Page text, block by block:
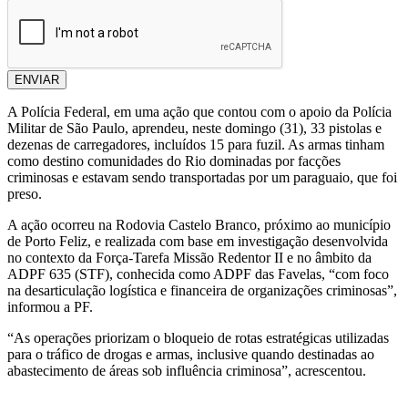
ENVIAR
A Polícia Federal, em uma ação que contou com o apoio da Polícia
Militar de São Paulo, aprendeu, neste domingo (31), 33 pistolas e
dezenas de carregadores, incluídos 15 para fuzil. As armas tinham
como destino comunidades do Rio dominadas por facções
criminosas e estavam sendo transportadas por um paraguaio, que foi
preso.
A ação ocorreu na Rodovia Castelo Branco, próximo ao município
de Porto Feliz, e realizada com base em investigação desenvolvida
no contexto da Força-Tarefa Missão Redentor II e no âmbito da
ADPF 635 (STF), conhecida como ADPF das Favelas, “com foco
na desarticulação logística e financeira de organizações criminosas”,
informou a PF.
“As operações priorizam o bloqueio de rotas estratégicas utilizadas
para o tráfico de drogas e armas, inclusive quando destinadas ao
abastecimento de áreas sob influência criminosa”, acrescentou.